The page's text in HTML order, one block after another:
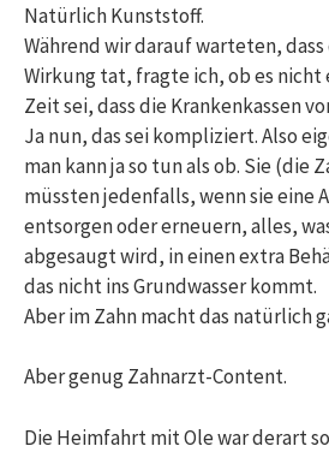
Natürlich Kunststoff.
Während wir darauf warteten,
Wirkung tat, fragte ich, ob es nicht
Zeit sei, dass die Krankenkassen
Ja nun, das sei kompliziert. Also
man kann ja so tun als ob. Sie (die
müssten jedenfalls, wenn sie eine
entsorgen oder erneuern, alles,
abgesaugt wird, in einen extra
das nicht ins Grundwasser kommt.
Aber im Zahn macht das natürlich
Aber genug Zahnarzt-Content.
Die Heimfahrt mit Ole war derart